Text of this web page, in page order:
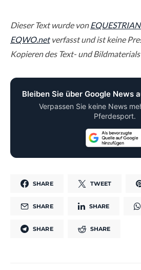
Dieser Text wurde von
EQWO.netverfasst und ist keine
Kopieren des Text- und
Bleiben Sie über Google News
Verpassen Sie keine News
Pferdesport.
SHARE TWEET
SHARE SHARE
SHARE SHARE